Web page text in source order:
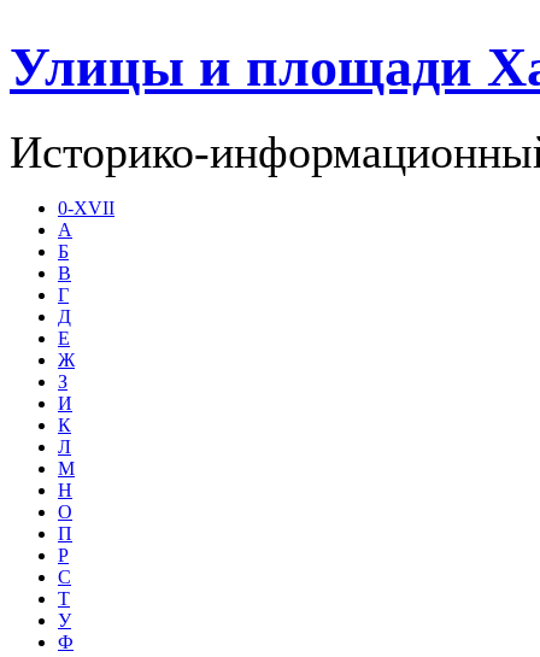
Улицы и площади
Историко-
0-XVII
А
Б
В
Г
Д
Е
Ж
З
И
К
Л
М
Н
О
П
Р
С
Т
У
Ф